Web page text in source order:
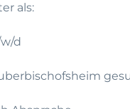
als:
d